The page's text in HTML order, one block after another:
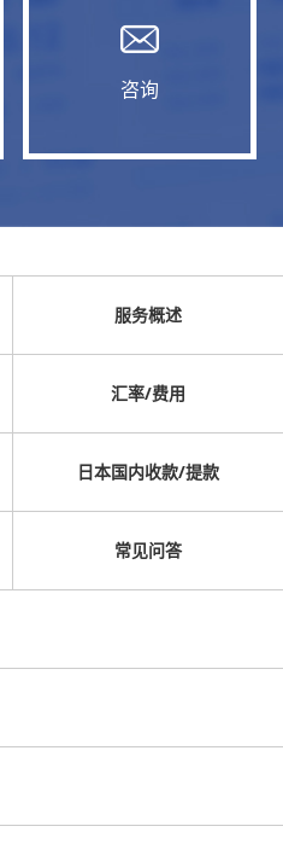
咨询
服务概述
汇率/费用
日本国内收款/提款
常见问答